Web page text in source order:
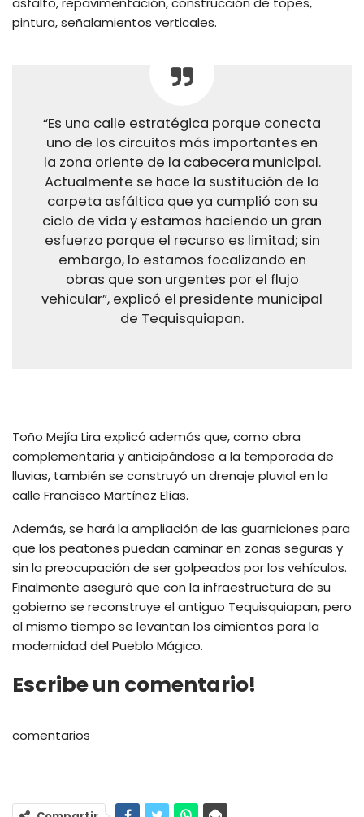
pintura, señalamientos verticales.
“Es una calle estratégica porque conecta
uno de los circuitos más importantes en
la zona oriente de la cabecera municipal.
Actualmente se hace la sustitución de la
carpeta asfáltica que ya cumplió con su
ciclo de vida y estamos haciendo un gran
esfuerzo porque el recurso es limitad; sin
embargo, lo estamos focalizando en
obras que son urgentes por el flujo
vehicular”, explicó el presidente municipal
de Tequisquiapan.
Toño Mejía Lira explicó además que, como obra
complementaria y anticipándose a la temporada de
lluvias, también se construyó un drenaje pluvial en la
calle Francisco Martínez Elías.
Además, se hará la ampliación de las guarniciones para
que los peatones puedan caminar en zonas seguras y
sin la preocupación de ser golpeados por los vehículos.
Finalmente aseguró que con la infraestructura de su
gobierno se reconstruye el antiguo Tequisquiapan, pero
al mismo tiempo se levantan los cimientos para la
modernidad del Pueblo Mágico.
Escribe un comentario!
comentarios